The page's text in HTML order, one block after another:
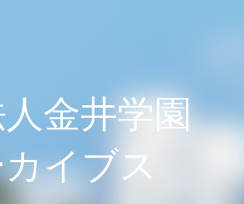
金井学園
イブス